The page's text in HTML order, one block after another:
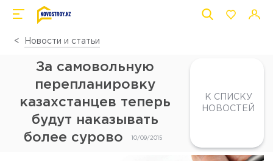
Новости и статьи
За самовольную
перепланировку
казахстанцев теперь
будут наказывать
более сурово
10/09/2015
К СПИСКУ
НОВОСТЕЙ